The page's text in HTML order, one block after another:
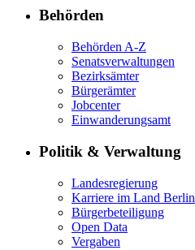
Behörden
Behörden A-Z
Senatsverwaltungen
Bezirksämter
Bürgerämter
Jobcenter
Einwanderungsamt
Politik & Verwaltung
Landesregierung
Karriere im Land Berlin
Bürgerbeteiligung
Open Data
Vergaben